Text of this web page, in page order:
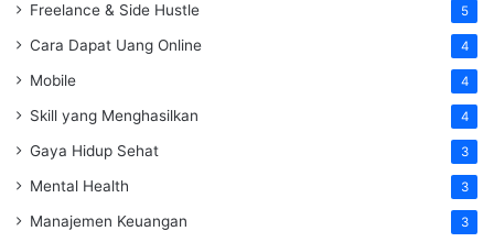
Freelance & Side Hustle 5
Cara Dapat Uang Online 4
Mobile 4
Skill yang Menghasilkan 4
Gaya Hidup Sehat 3
Mental Health 3
Manajemen Keuangan 3